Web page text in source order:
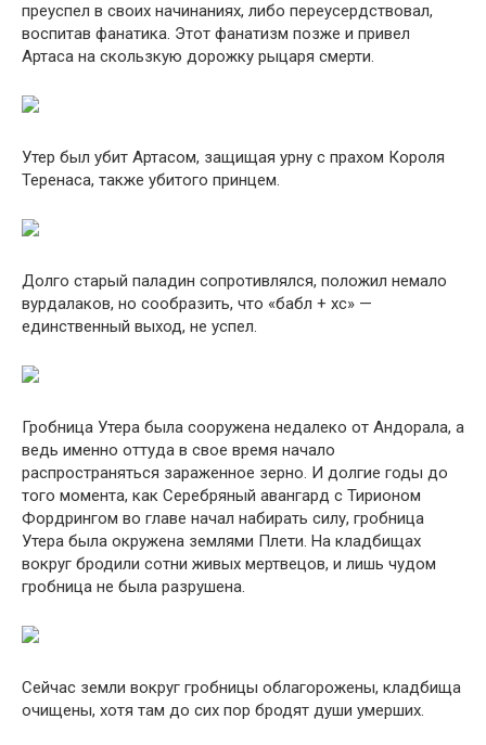
преуспел в своих начинаниях, либо переусердствовал,
воспитав фанатика. Этот фанатизм позже и привел
Артаса на скользкую дорожку рыцаря смерти.
Утер был убит Артасом, защищая урну с прахом Короля
Теренаса, также убитого принцем.
Долго старый паладин сопротивлялся, положил немало
вурдалаков, но сообразить, что «бабл + хс» —
единственный выход, не успел.
Гробница Утера была сооружена недалеко от Андорала, а
ведь именно оттуда в свое время начало
распространяться зараженное зерно. И долгие годы до
того момента, как Серебряный авангард с Тирионом
Фордрингом во главе начал набирать силу, гробница
Утера была окружена землями Плети. На кладбищах
вокруг бродили сотни живых мертвецов, и лишь чудом
гробница не была разрушена.
Сейчас земли вокруг гробницы облагорожены, кладбища
очищены, хотя там до сих пор бродят души умерших.